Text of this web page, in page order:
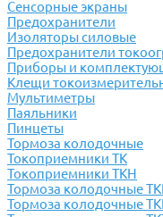
Сенсорные экраны
Предохранители
Изоляторы силовые
Предохранители
Приборы и
Клещи
Мультиметры
Паяльники
Пинцеты
Тормоза колодочные
Токоприемники ТК
Токоприемники ТКН
Тормоза колодочные
Тормоза колодочные